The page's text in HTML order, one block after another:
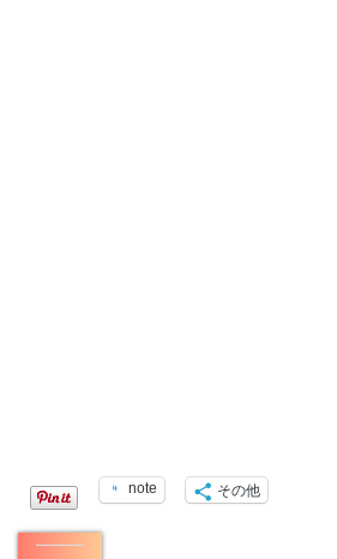
note その他